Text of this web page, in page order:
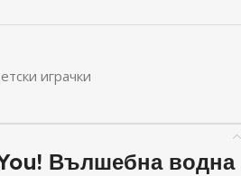
играчки
Вълшебна водна